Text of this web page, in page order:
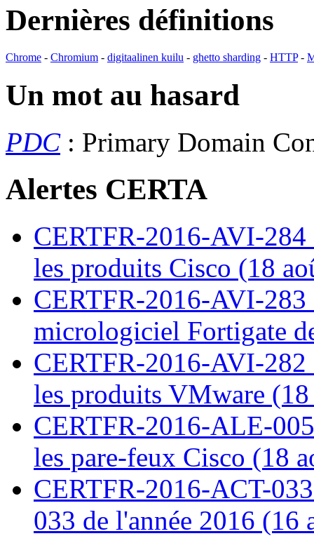
Dernières définitions
Chrome - Chromium - digitaalinen kuilu - ghetto sharding - HTTP-
Un mot au hasard
PDC: Primary Domain
Alertes CERTA
CERTFR-2016-AVI-
les produits Cisco (18
CERTFR-2016-AVI-
micrologiciel Fortigate
CERTFR-2016-AVI-
les produits VMware
CERTFR-2016-ALE-
les pare-feux Cisco (18
CERTFR-2016-ACT-
033 de l'année 2016 (16